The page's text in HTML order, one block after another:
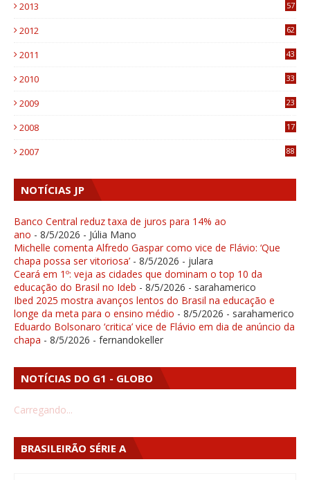
2013
57
2012
62
2011
43
2010
33
2009
23
2008
17
2007 88
NOTÍCIAS JP
Banco Central reduz taxa de juros para 14% ao
ano - 8/5/2026 - Júlia Mano
Michelle comenta Alfredo Gaspar como vice de Flávio: ‘Que
chapa possa ser vitoriosa’ - 8/5/2026 - julara
Ceará em 1º: veja as cidades que dominam o top 10 da
educação do Brasil no Ideb - 8/5/2026 - sarahamerico
Ibed 2025 mostra avanços lentos do Brasil na educação e
longe da meta para o ensino médio - 8/5/2026 - sarahamerico
Eduardo Bolsonaro ‘critica’ vice de Flávio em dia de anúncio da
chapa - 8/5/2026 - fernandokeller
NOTÍCIAS DO G1 - GLOBO
Carregando...
BRASILEIRÃO SÉRIE A